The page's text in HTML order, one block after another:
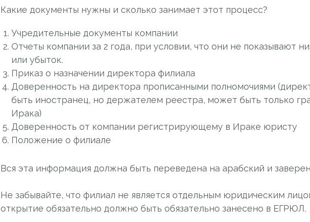
Какие документы нужны и сколько занимает этот процесс?
Учредительные документы компании
Отчеты компании за 2 года, при условии, что они не показывают
или убыток.
Приказ о назначении директора филиала
Доверенность на директора прописанными полномочиями
быть иностранец, но держателем реестра, может быть только
Ирака)
Доверенность от компании регистрирующему в Ираке юристу
Положение о филиале
Вся эта информация должна быть переведена на арабский и
Не забывайте, что филиал не является отдельным юридическим
открытие обязательно должно быть обязательно занесено в ЕГРЮЛ.